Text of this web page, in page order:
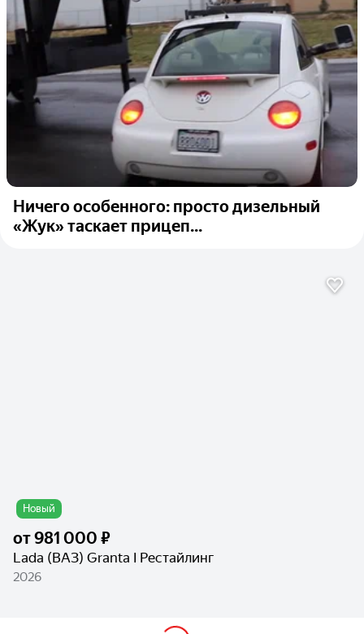
Ничего особенного: просто дизельный
«Жук» таскает прицеп...
Новый
от981 000 ₽
Lada (ВАЗ) Granta I Рестайлинг
2026